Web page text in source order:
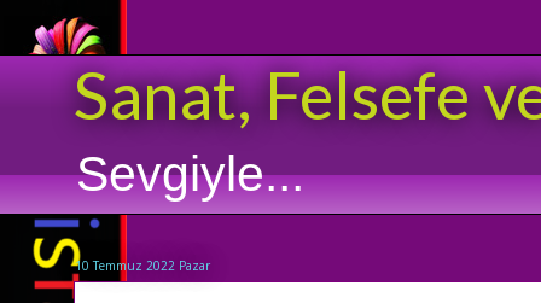
Sanat, Felsefe
Sevgiyle...
10 Temmuz 2022 Pazar